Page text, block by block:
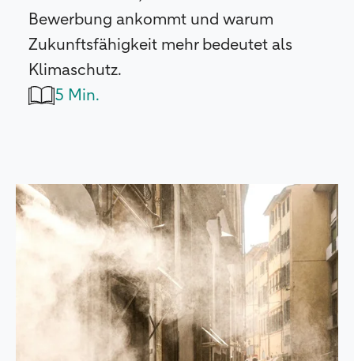
Bewerbung ankommt und warum
Zukunftsfähigkeit mehr bedeutet als
Klimaschutz.
5 Min.